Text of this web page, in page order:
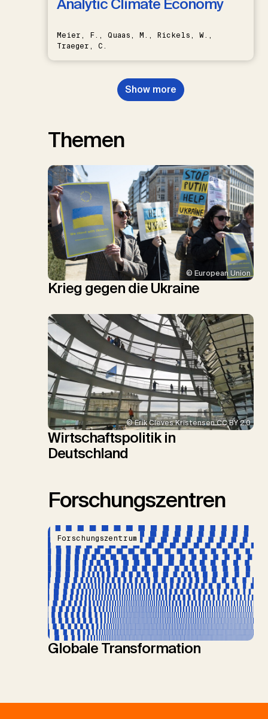
Analytic Climate Economy
Meier, F., Quaas, M., Rickels, W.,
Traeger, C.
Show more
Themen
© European Union
Krieg gegen die Ukraine
© Erik Cleves Kristensen CC BY 2.0
Wirtschaftspolitik in
Deutschland
Forschungszentren
Forschungszentrum
Globale Transformation